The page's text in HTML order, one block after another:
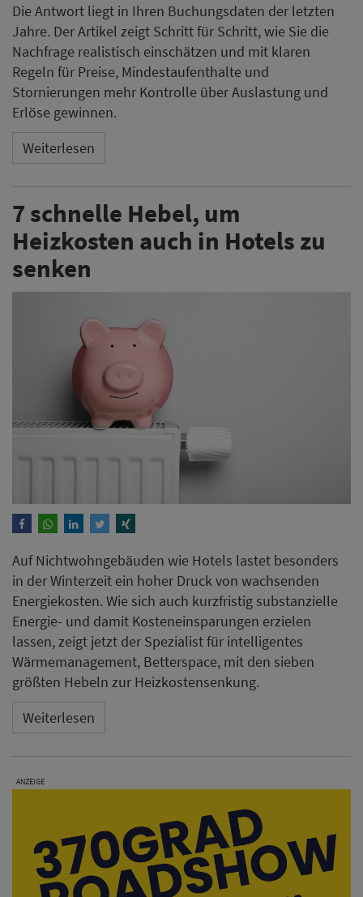
Die Antwort liegt in Ihren Buchungsdaten der letzten
Jahre. Der Artikel zeigt Schritt für Schritt, wie Sie die
Nachfrage realistisch einschätzen und mit klaren
Regeln für Preise, Mindestaufenthalte und
Stornierungen mehr Kontrolle über Auslastung und
Erlöse gewinnen.
Weiterlesen
7 schnelle Hebel, um
Heizkosten auch in Hotels zu
senken
Auf Nichtwohngebäuden wie Hotels lastet besonders
in der Winterzeit ein hoher Druck von wachsenden
Energiekosten. Wie sich auch kurzfristig substanzielle
Energie- und damit Kosteneinsparungen erzielen
lassen, zeigt jetzt der Spezialist für intelligentes
Wärmemanagement, Betterspace, mit den sieben
größten Hebeln zur Heizkostensenkung.
Weiterlesen
ANZEIGE